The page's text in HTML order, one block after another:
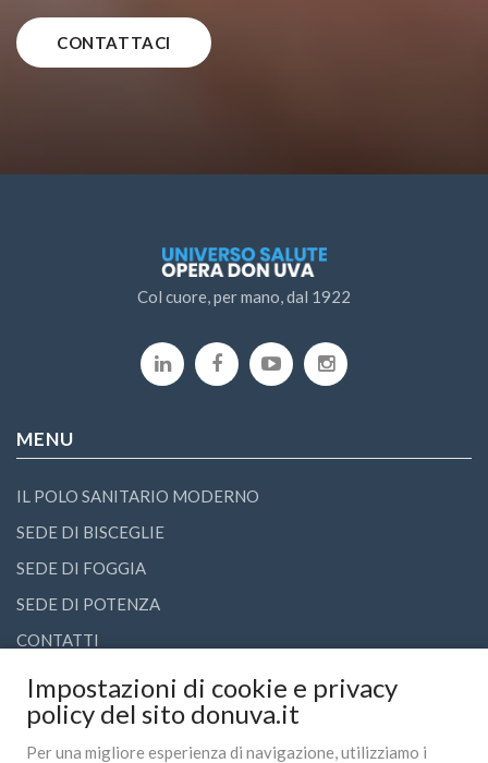
CONTATTACI
Impostazioni di cookie e privacy
policy del sito donuva.it
Per una migliore esperienza di navigazione, utilizziamo i
Col cuore, per mano, dal 1922
MENU
IL POLO SANITARIO MODERNO
SEDE DI BISCEGLIE
SEDE DI FOGGIA
SEDE DI POTENZA
CONTATTI
LINK UTILI